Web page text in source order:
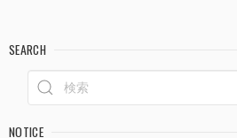
SEARCH
NOTICE